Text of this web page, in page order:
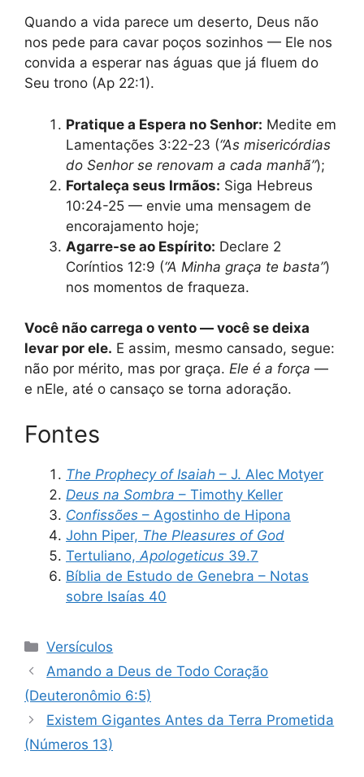
Quando a vida parece um deserto, Deus não
nos pede para cavar poços sozinhos — Ele nos
convida a esperar nas águas que já fluem do
Seu trono (Ap 22:1).
Pratique a Espera no Senhor: Medite em
Lamentações 3:22-23 (“As misericórdias
do Senhor se renovam a cada manhã”);
Fortaleça seus Irmãos: Siga Hebreus
10:24-25 — envie uma mensagem de
encorajamento hoje;
Agarre-se ao Espírito: Declare 2
Coríntios 12:9 (“A Minha graça te basta”)
nos momentos de fraqueza.
Você não carrega o vento — você se deixa
levar por ele. E assim, mesmo cansado, segue:
não por mérito, mas por graça. Ele é a força —
e nEle, até o cansaço se torna adoração.
Fontes
The Prophecy of Isaiah – J. Alec Motyer
Deus na Sombra – Timothy Keller
Confissões – Agostinho de Hipona
John Piper, The Pleasures of God
Tertuliano, Apologeticus 39.7
Bíblia de Estudo de Genebra – Notas
sobre Isaías 40
Categorias
Versículos
Amando a Deus de Todo Coração
(Deuteronômio 6:5)
Existem Gigantes Antes da Terra Prometida
(Números 13)